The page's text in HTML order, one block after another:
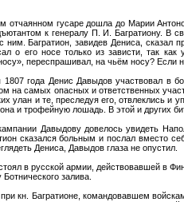
отчаянном гусаре дошла до Марии
к генералу П. И. Багратиону. В
ним. Багратион, завидев Дениса,
о его носе только из зависти, так
переспрашивал, на чьём носу?
года Денис Давыдов участвовал в
на самых опасных и ответственных
улан и те, преследуя его, отвлеклись и
и трофейную лошадь. В этой и других
Давыдову довелось увидеть
сказался больным и послал вместо
Дениса, Давыдов глаза не опустил.
в русской армии, действовавшей в
залива.
при кн. Багратионе, командовавшем